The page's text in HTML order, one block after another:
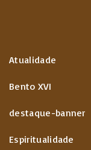
Atualidade
Bento XVI
destaque-banner
Espiritualidade